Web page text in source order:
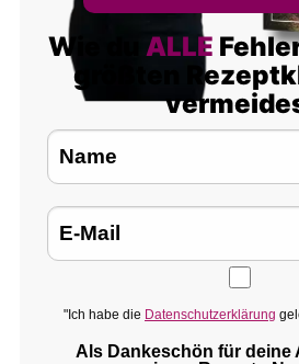
Wie du ALLE
größten
"Ich habe die Datenschutzerklärung
Als Dankeschön für deine